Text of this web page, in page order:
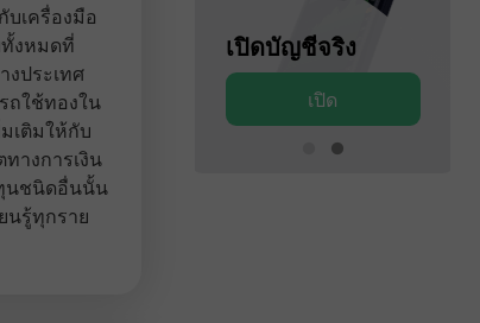
เครื่องมือ
งหมดที่
ประเทศ
ถใช้ทองใน
เติมให้กับ
างการเงิน
นชนิดอื่นนั้น
นรู้ทุกราย
ญชีสาธิต
เปิด
เปิดบัญชีจริง
เปิด